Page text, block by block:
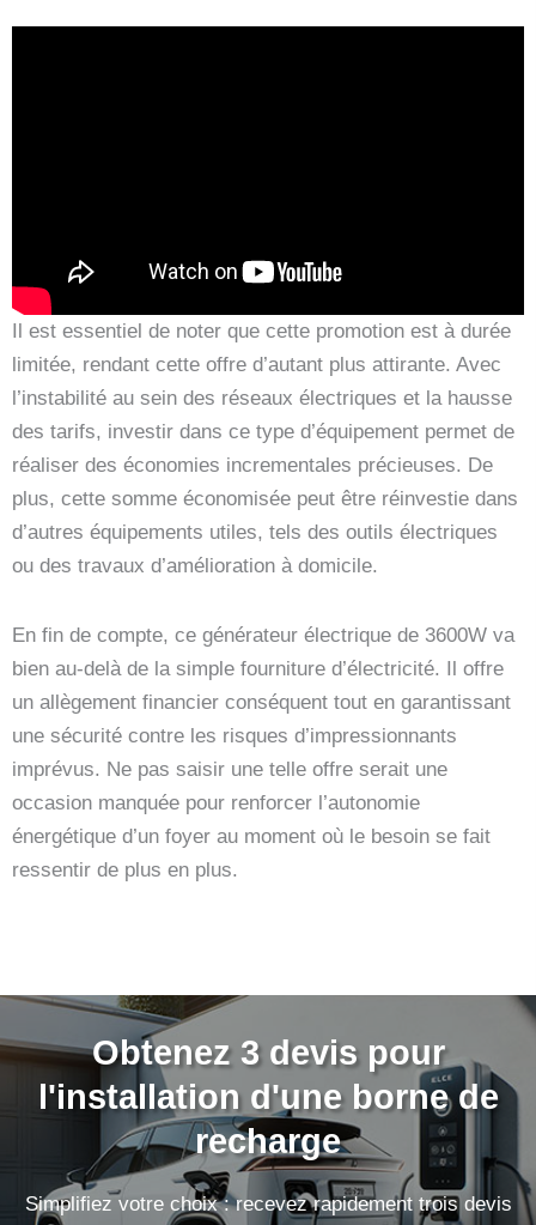
Il est essentiel de noter que cette promotion est à durée
limitée, rendant cette offre d’autant plus attirante. Avec
l’instabilité au sein des réseaux électriques et la hausse
des tarifs, investir dans ce type d’équipement permet de
réaliser des économies incrementales précieuses. De
plus, cette somme économisée peut être réinvestie dans
d’autres équipements utiles, tels des outils électriques
ou des travaux d’amélioration à domicile.
En fin de compte, ce générateur électrique de 3600W va
bien au-delà de la simple fourniture d’électricité. Il offre
un allègement financier conséquent tout en garantissant
une sécurité contre les risques d’impressionnants
imprévus. Ne pas saisir une telle offre serait une
occasion manquée pour renforcer l’autonomie
énergétique d’un foyer au moment où le besoin se fait
ressentir de plus en plus.
Obtenez 3 devis pour
l'installation d'une borne de
recharge
Simplifiez votre choix : recevez rapidement trois devis